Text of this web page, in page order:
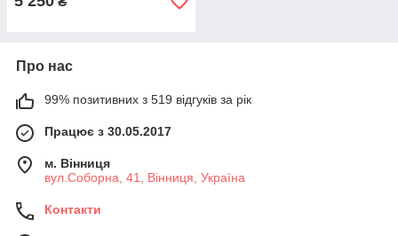
Про нас
99% позитивних з 519 відгуків за рік
Працює з 30.05.2017
м. Вінниця
вул.Соборна, 41, Вінниця, Україна
Контакти